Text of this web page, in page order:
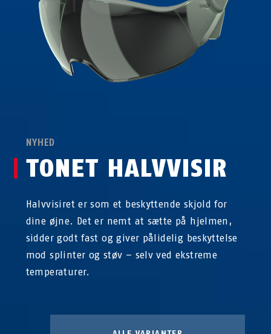
NYHED
TONET HALVVISIR
Halvvisiret er som et beskyttende skjold for
dine øjne. Det er nemt at sætte på hjelmen,
sidder godt fast og giver pålidelig beskyttelse
mod splinter og støv – selv ved ekstreme
temperaturer.